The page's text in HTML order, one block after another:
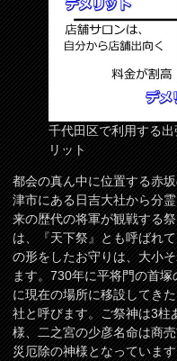
千代田区で利用する
リット
都会の真ん中に位置する赤
津市にある日吉大社から分
来の歴代の将軍が観戦する
は、『天下祭』とも呼ばれ
の形をしたお守りは、大小
ます。730年に平将門の首
に現在の場所に移設してき
社と呼びます。ご祭神は3柱
様、二之宮の少彦名命は商
災厄除の神様となっていま